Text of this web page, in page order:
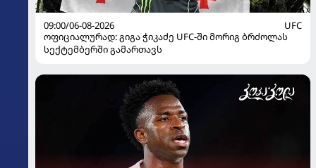
09:00/06-08-2026
UFC
ოფიციალურად: გიგა ჭიკაძე UFC-ში მორიგ ბრძოლას
სექტემბერში გამართავს